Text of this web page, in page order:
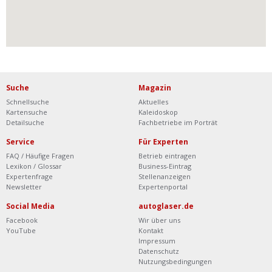
Suche
Schnellsuche
Kartensuche
Detailsuche
Magazin
Aktuelles
Kaleidoskop
Fachbetriebe im Porträt
Service
FAQ / Häufige Fragen
Lexikon / Glossar
Expertenfrage
Newsletter
Für Experten
Betrieb eintragen
Business-Eintrag
Stellenanzeigen
Expertenportal
Social Media
Facebook
YouTube
autoglaser.de
Wir über uns
Kontakt
Impressum
Datenschutz
Nutzungsbedingungen